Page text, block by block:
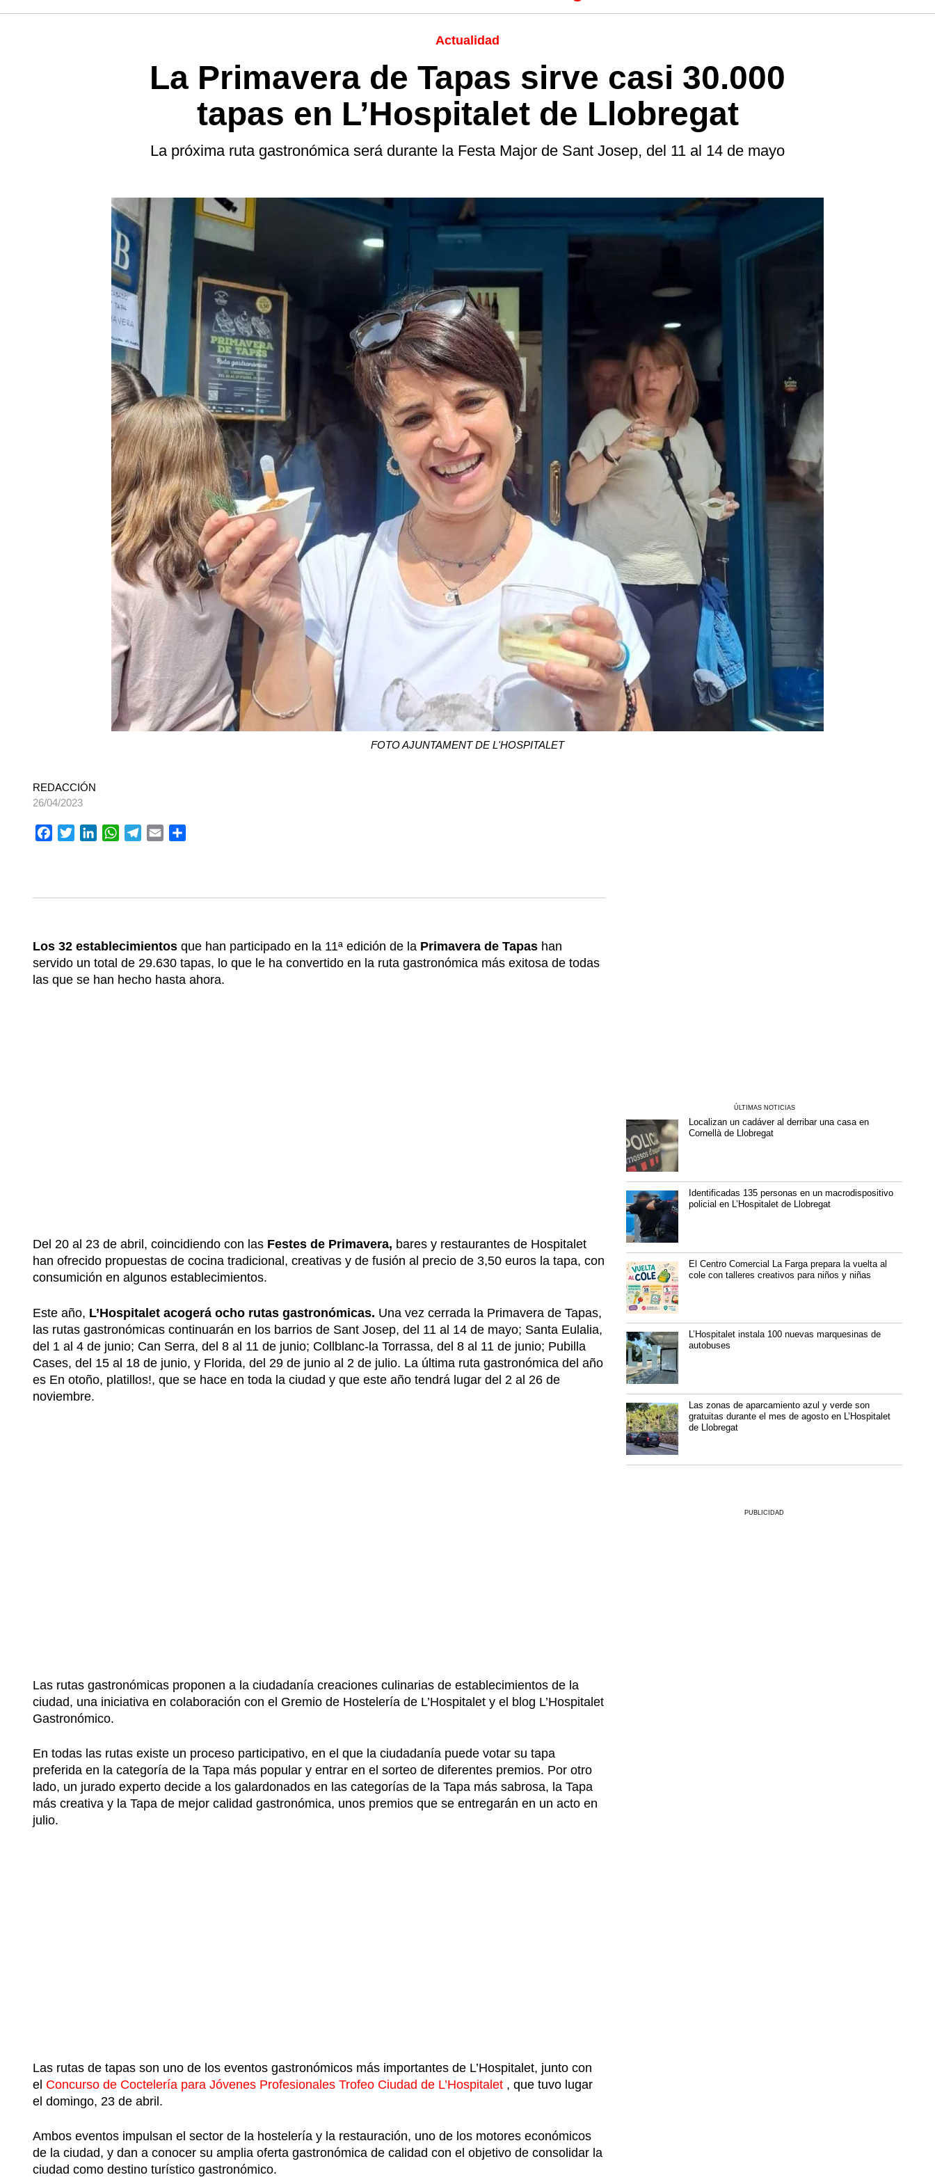
Actualidad
La Primavera de Tapas sirve casi 30.000
tapas en L’Hospitalet de Llobregat
La próxima ruta gastronómica será durante la Festa Major de Sant Josep, del 11 al 14 de mayo
FOTO AJUNTAMENT DE L'HOSPITALET
REDACCIÓN
26/04/2023
FacebookTwitterLinkedInWhatsApp
Telegram
Email
Los 32 establecimientos que han participado en la 11ª edición de la Primavera de Tapas han
servido un total de 29.630 tapas, lo que le ha convertido en la ruta gastronómica más exitosa de todas
las que se han hecho hasta ahora.
Del 20 al 23 de abril, coincidiendo con las Festes de Primavera, bares y restaurantes de Hospitalet
han ofrecido propuestas de cocina tradicional, creativas y de fusión al precio de 3,50 euros la tapa, con
consumición en algunos establecimientos.
Este año, L’Hospitalet acogerá ocho rutas gastronómicas. Una vez cerrada la Primavera de Tapas,
las rutas gastronómicas continuarán en los barrios de Sant Josep, del 11 al 14 de mayo; Santa Eulalia,
del 1 al 4 de junio; Can Serra, del 8 al 11 de junio; Collblanc-la Torrassa, del 8 al 11 de junio; Pubilla
Cases, del 15 al 18 de junio, y Florida, del 29 de junio al 2 de julio. La última ruta gastronómica del año
es En otoño, platillos!, que se hace en toda la ciudad y que este año tendrá lugar del 2 al 26 de
noviembre.
Las rutas gastronómicas proponen a la ciudadanía creaciones culinarias de establecimientos de la
ciudad, una iniciativa en colaboración con el Gremio de Hostelería de L’Hospitalet y el blog L’Hospitalet
Gastronómico.
En todas las rutas existe un proceso participativo, en el que la ciudadanía puede votar su tapa
preferida en la categoría de la Tapa más popular y entrar en el sorteo de diferentes premios. Por otro
lado, un jurado experto decide a los galardonados en las categorías de la Tapa más sabrosa, la Tapa
más creativa y la Tapa de mejor calidad gastronómica, unos premios que se entregarán en un acto en
julio.
Las rutas de tapas son uno de los eventos gastronómicos más importantes de L’Hospitalet, junto con
el Concurso de Coctelería para Jóvenes Profesionales Trofeo Ciudad de L’Hospitalet , que tuvo lugar
el domingo, 23 de abril.
Ambos eventos impulsan el sector de la hostelería y la restauración, uno de los motores económicos
de la ciudad, y dan a conocer su amplia oferta gastronómica de calidad con el objetivo de consolidar la
ciudad como destino turístico gastronómico.
ÚLTIMAS NOTICIAS
Localizan un cadáver al derribar una casa en
Cornellà de Llobregat
Identificadas 135 personas en un macrodispositivo
policial en L’Hospitalet de Llobregat
El Centro Comercial La Farga prepara la vuelta al
cole con talleres creativos para niños y niñas
L’Hospitalet instala 100 nuevas marquesinas de
autobuses
Las zonas de aparcamiento azul y verde son
gratuitas durante el mes de agosto en L’Hospitalet
de Llobregat
PUBLICIDAD